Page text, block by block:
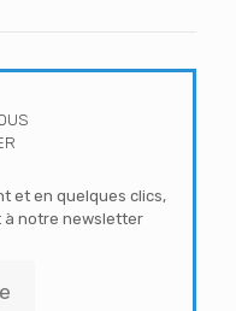
et en quelques clics,
notre newsletter